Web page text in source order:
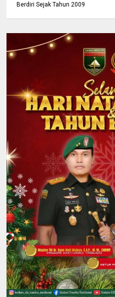
Berdiri Sejak Tahun 2009